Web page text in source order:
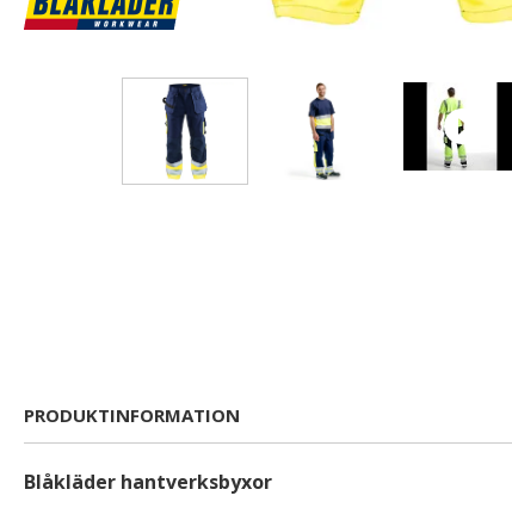
PRODUKTINFORMATION
Blåkläder hantverksbyxor